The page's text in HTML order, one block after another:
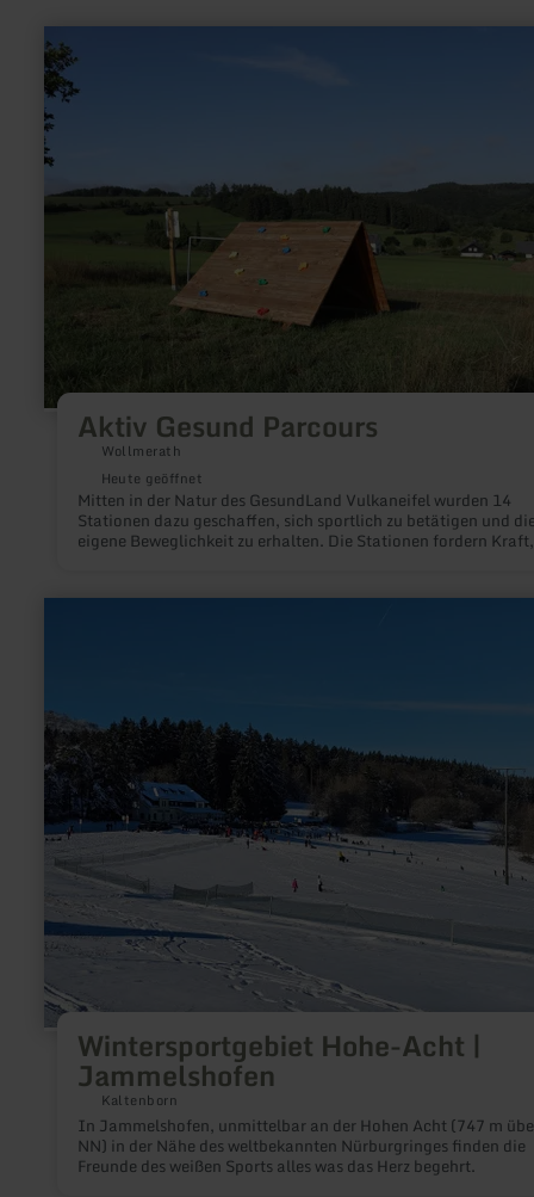
Aktiv Gesund Parcours
Wollmerath
Heute geöffnet
Mitten in der Natur des GesundLand Vulkaneifel wurden 14
Stationen dazu geschaffen, sich sportlich zu betätigen und
eigene Beweglichkeit zu erhalten. Die Stationen fordern Kraft,
erfahren
zu:
Aktiv
Gesund
Parcours
Wintersportgebiet Hohe-Acht |
Jammelshofen
Kaltenborn
In Jammelshofen, unmittelbar an der Hohen Acht (747 m
NN) in der Nähe des weltbekannten Nürburgringes finden die
Freunde des weißen Sports alles was das Herz begehrt.
|
Jammelshofen